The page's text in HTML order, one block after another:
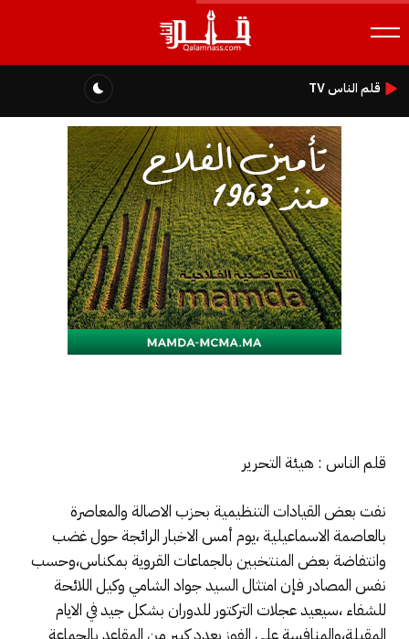
قلم الناس TV
قلم الناس : هيئة التحرير
نفت بعض القيادات التنظيمية بحزب الاصالة والمعاصرة
بالعاصمة الاسماعيلية ،يوم أمس الاخبار الرائجة حول غضب
وانتفاضة بعض المنتخبين بالجماعات القروية بمكناس،وحسب
نفس المصادر فإن امتثال السيد جواد الشامي وكيل اللائحة
للشفاء ،سيعيد عجلات التركتور للدوران بشكل جيد في الايام